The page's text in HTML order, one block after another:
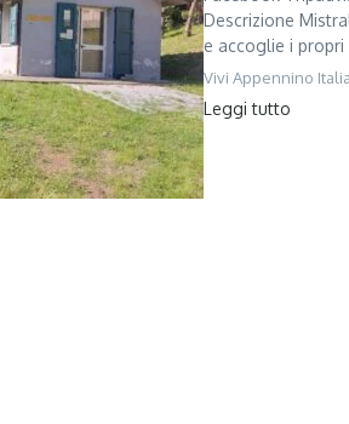
Descrizione
e accoglie i
Vivi Appennino Italia
Leggi tutto